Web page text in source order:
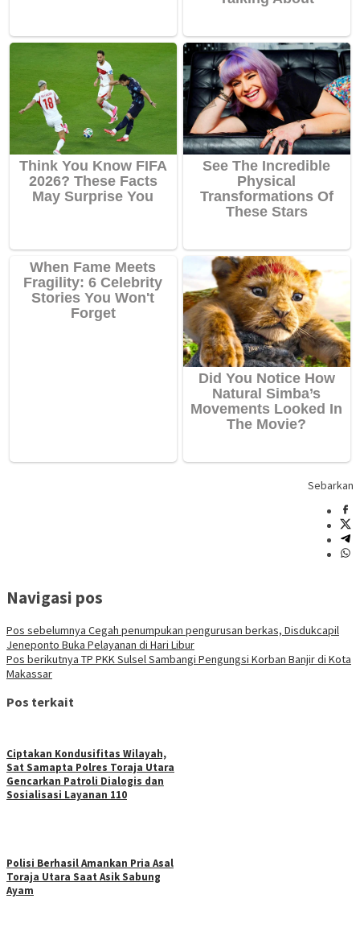
Sebarkan
Navigasi pos
Pos sebelumnya Cegah penumpukan pengurusan berkas, Disdukcapil
Jeneponto Buka Pelayanan di Hari Libur
Pos berikutnya TP PKK Sulsel Sambangi Pengungsi Korban Banjir di Kota
Makassar
Pos terkait
Ciptakan Kondusifitas Wilayah,
Sat Samapta Polres Toraja Utara
Gencarkan Patroli Dialogis dan
Sosialisasi Layanan 110
Polisi Berhasil Amankan Pria Asal
Toraja Utara Saat Asik Sabung
Ayam